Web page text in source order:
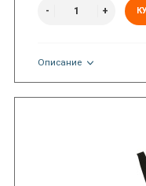
Описание